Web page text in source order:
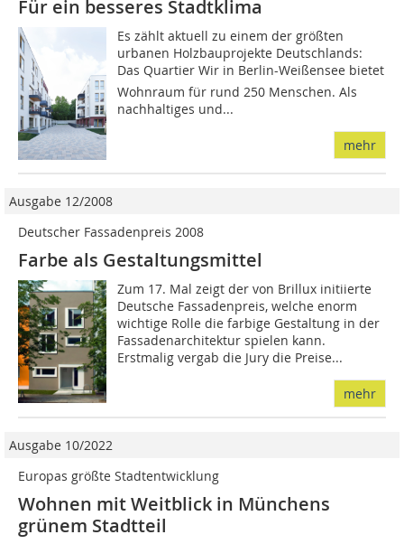
Für ein besseres Stadtklima
Es zählt aktuell zu einem der größten
urbanen Holzbauprojekte Deutschlands:
Das Quartier Wir in Berlin-Weißensee bietet
Wohnraum für rund 250 Menschen. Als
nachhaltiges und...
mehr
Ausgabe 12/2008
Deutscher Fassadenpreis 2008
Farbe als Gestaltungsmittel
Zum 17. Mal zeigt der von Brillux initiierte
Deutsche Fassadenpreis, welche enorm
wichtige Rolle die farbige Gestaltung in der
Fassadenarchitektur spielen kann.
Erstmalig vergab die Jury die Preise...
mehr
Ausgabe 10/2022
Europas größte Stadtentwicklung
Wohnen mit Weitblick in Münchens
grünem Stadtteil